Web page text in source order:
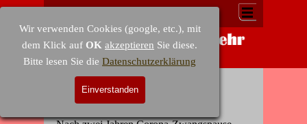
Wir verwenden Cookies (google, etc.), mit
dem Klick auf OK akzeptieren Sie diese.
Bitte lesen Sie die Datenschutzerklärung
Einverstanden
Direkt zum Seiteninhalt Menü überspringen
Stabaus